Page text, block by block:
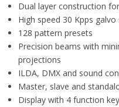
Dual layer construction
High speed 30 Kpps galvo
128 pattern presets
Precision beams with
projections
ILDA, DMX and sound
Master, slave and
Display with 4 function